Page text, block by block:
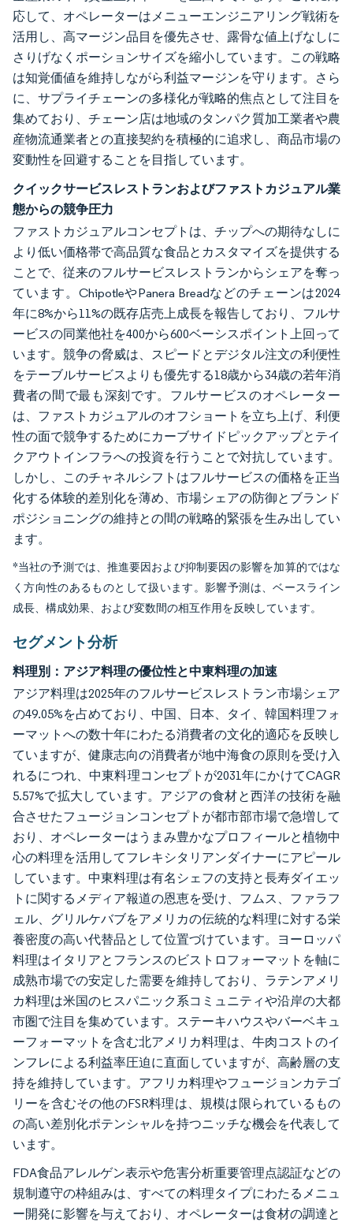
応して、オペレーターはメニューエンジニアリング戦術を
活用し、高マージン品目を優先させ、露骨な値上げなしに
さりげなくポーションサイズを縮小しています。この戦略
は知覚価値を維持しながら利益マージンを守ります。さら
に、サプライチェーンの多様化が戦略的焦点として注目を
集めており、チェーン店は地域のタンパク質加工業者や農
産物流通業者との直接契約を積極的に追求し、商品市場の
変動性を回避することを目指しています。
クイックサービスレストランおよびファストカジュアル業
態からの競争圧力
ファストカジュアルコンセプトは、チップへの期待なしに
より低い価格帯で高品質な食品とカスタマイズを提供する
ことで、従来のフルサービスレストランからシェアを奪っ
ています。ChipotleやPanera Breadなどのチェーンは2024
年に8%から11%の既存店売上成長を報告しており、フルサ
ービスの同業他社を400から600ベーシスポイント上回って
います。競争の脅威は、スピードとデジタル注文の利便性
をテーブルサービスよりも優先する18歳から34歳の若年消
費者の間で最も深刻です。フルサービスのオペレーター
は、ファストカジュアルのオフショートを立ち上げ、利便
性の面で競争するためにカーブサイドピックアップとテイ
クアウトインフラへの投資を行うことで対抗しています。
しかし、このチャネルシフトはフルサービスの価格を正当
化する体験的差別化を薄め、市場シェアの防御とブランド
ポジショニングの維持との間の戦略的緊張を生み出してい
ます。
*当社の予測では、推進要因および抑制要因の影響を加算的ではな
く方向性のあるものとして扱います。影響予測は、ベースライン
成長、構成効果、および変数間の相互作用を反映しています。
セグメント分析
料理別：アジア料理の優位性と中東料理の加速
アジア料理は2025年のフルサービスレストラン市場シェア
の49.05%を占めており、中国、日本、タイ、韓国料理フォ
ーマットへの数十年にわたる消費者の文化的適応を反映し
ていますが、健康志向の消費者が地中海食の原則を受け入
れるにつれ、中東料理コンセプトが2031年にかけてCAGR
5.57%で拡大しています。アジアの食材と西洋の技術を融
合させたフュージョンコンセプトが都市部市場で急増して
おり、オペレーターはうまみ豊かなプロフィールと植物中
心の料理を活用してフレキシタリアンダイナーにアピール
しています。中東料理は有名シェフの支持と長寿ダイエッ
トに関するメディア報道の恩恵を受け、フムス、ファラフ
ェル、グリルケバブをアメリカの伝統的な料理に対する栄
養密度の高い代替品として位置づけています。ヨーロッパ
料理はイタリアとフランスのビストロフォーマットを軸に
成熟市場での安定した需要を維持しており、ラテンアメリ
カ料理は米国のヒスパニック系コミュニティや沿岸の大都
市圏で注目を集めています。ステーキハウスやバーベキュ
ーフォーマットを含む北アメリカ料理は、牛肉コストのイ
ンフレによる利益率圧迫に直面していますが、高齢層の支
持を維持しています。アフリカ料理やフュージョンカテゴ
リーを含むその他のFSR料理は、規模は限られているもの
の高い差別化ポテンシャルを持つニッチな機会を代表して
います。
FDA食品アレルゲン表示や危害分析重要管理点認証などの
規制遵守の枠組みは、すべての料理タイプにわたるメニュ
ー開発に影響を与えており、オペレーターは食材の調達と